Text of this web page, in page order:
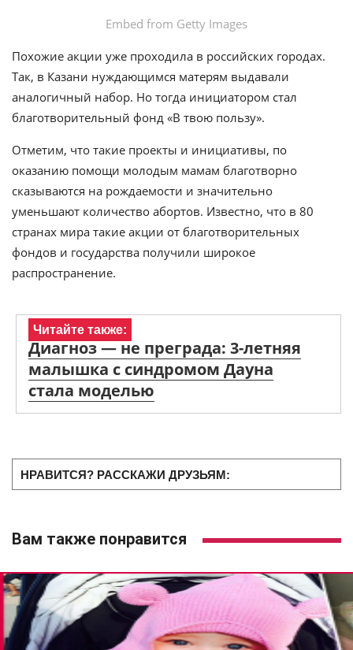
Embed from Getty Images
Похожие акции уже проходила в российских городах.
Так, в Казани нуждающимся матерям выдавали
аналогичный набор. Но тогда инициатором стал
благотворительный фонд «В твою пользу».
Отметим, что такие проекты и инициативы, по
оказанию помощи молодым мамам благотворно
сказываются на рождаемости и значительно
уменьшают количество абортов. Известно, что в 80
странах мира такие акции от благотворительных
фондов и государства получили широкое
распространение.
Читайте также:
Диагноз — не преграда: 3-летняя
малышка с синдромом Дауна
стала моделью
НРАВИТСЯ? РАССКАЖИ ДРУЗЬЯМ:
Вам также понравится